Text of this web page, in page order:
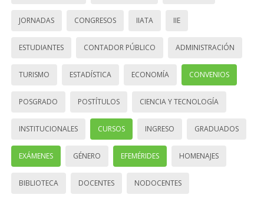
JORNADAS CONGRESOS IIATA IIE
ESTUDIANTES CONTADOR PÚBLICO ADMINISTRACIÓN
TURISMO ESTADÍSTICA ECONOMÍA CONVENIOS
POSGRADO POSTÍTULOS CIENCIA Y TECNOLOGÍA
INSTITUCIONALES CURSOS INGRESO GRADUADOS
EXÁMENES GÉNERO EFEMÉRIDES HOMENAJES
BIBLIOTECA DOCENTES NODOCENTES